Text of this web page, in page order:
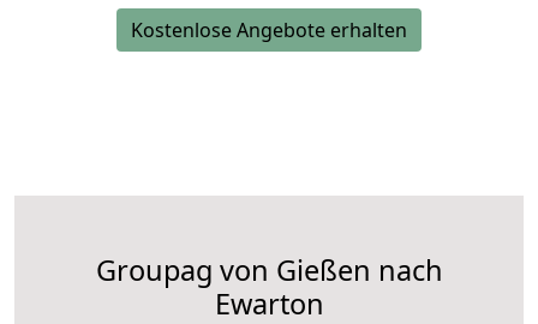
Kostenlose Angebote erhalten
Groupag von Gießen nach
Ewarton